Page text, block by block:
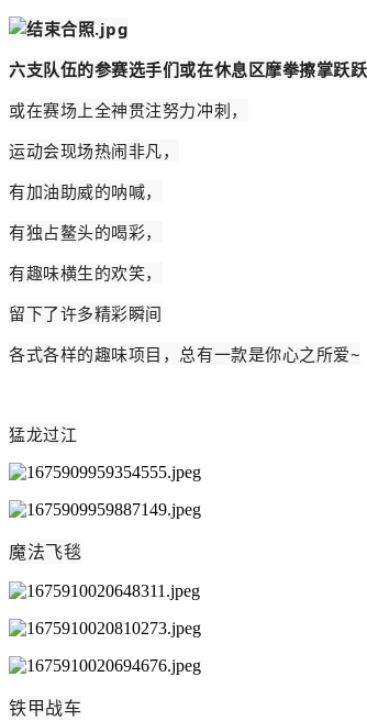
六支队伍的参赛选手们或在休息区摩拳擦掌跃跃
或在赛场上全神贯注努力冲刺，
运动会现场热闹非凡，
有加油助威的呐喊，
有独占鳌头的喝彩，
有趣味横生的欢笑，
留下了许多精彩瞬间
各式各样的趣味项目，总有一款是你心之所爱~
猛龙过江
魔法飞毯
铁甲战车